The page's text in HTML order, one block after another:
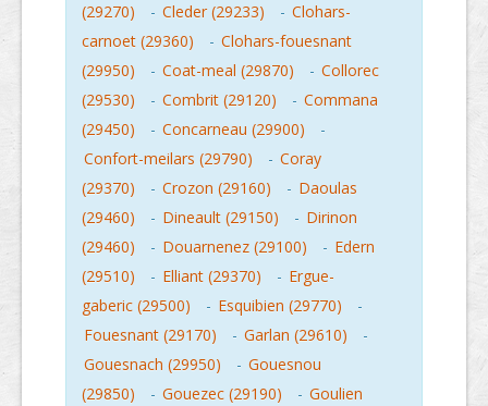
(29270)
- Cleder (29233) - Clohars-
carnoet (29360)
- Clohars-fouesnant
(29950)
- Coat-meal (29870) - Collorec
(29530)
- Combrit (29120) - Commana
(29450)
- Concarneau (29900)
-
Confort-meilars (29790)
- Coray
(29370)
- Crozon (29160) - Daoulas
(29460)
- Dineault (29150) - Dirinon
(29460)
- Douarnenez (29100) - Edern
(29510)
- Elliant (29370) - Ergue-
gaberic (29500)
- Esquibien (29770)
-
Fouesnant (29170)
- Garlan (29610)
-
Gouesnach (29950)
- Gouesnou
(29850)
- Gouezec (29190) - Goulien